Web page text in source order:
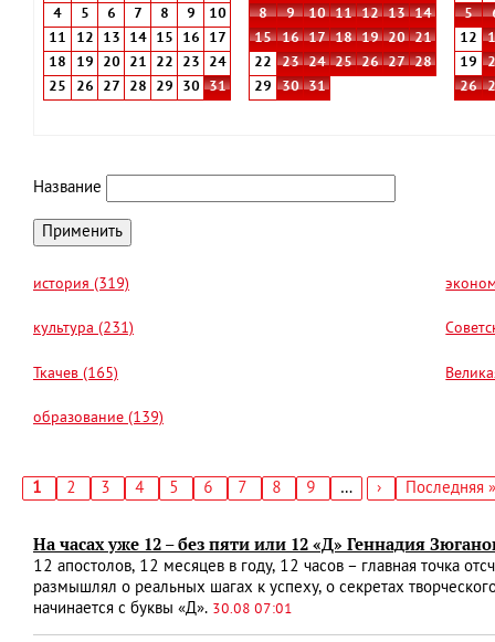
4
5 6 7 8 9
10
11
12 13 14 15 16
17
18
19 20 21 22 23
24
25
26 27 28 29 30 31
8
9 10 11 12 13
14
15
16 17 18 19 20
21
22
23 24 25 26 27
28
29
30 31
5
12
19
26
Название
история (319)
культура (231)
Ткачев (165)
образование (139)
Текущая
1 Страница
2 Страница
3 Страница
4 Страница
5 Страница
6 Страница
7 Страница
8 Страница
9 …
Следующая
›
Последняя
Последняя »
На часах уже 12 – без пяти или 12 «Д» Геннадия
12 апостолов, 12 месяцев в году, 12 часов – главная точка
размышлял о реальных шагах к успеху, о секретах
начинается с буквы «Д». 30.08 07:01